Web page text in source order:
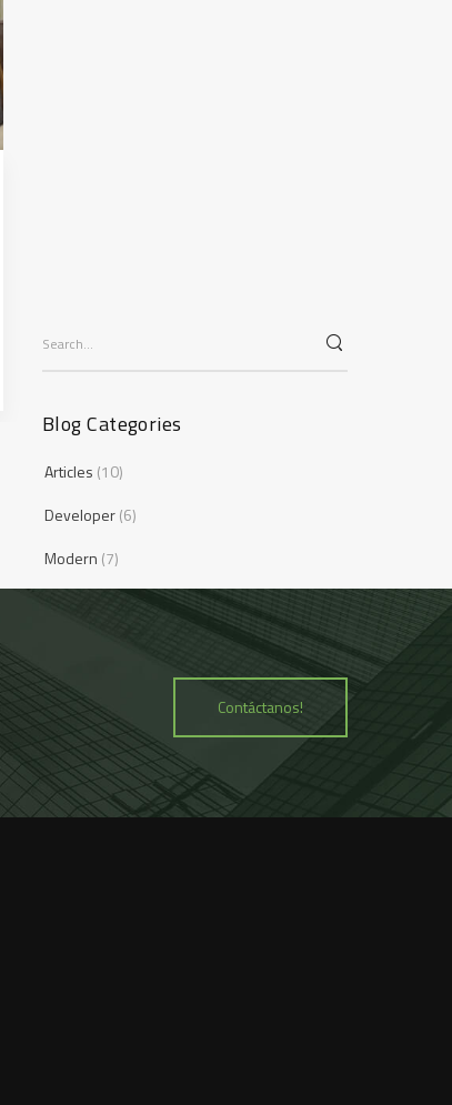
Blog Categories
Articles (10)
Developer(6)
Modern (7)
Uncategorized(1)
Recent Post
Hello world!
by admin
September 27, 2023
Contáctanos!